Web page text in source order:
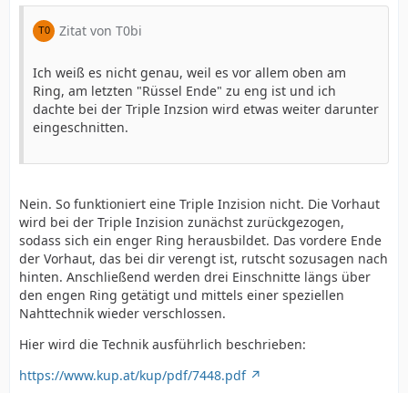
Zitat von T0bi
Ich weiß es nicht genau, weil es vor allem oben am
Ring, am letzten "Rüssel Ende" zu eng ist und ich
dachte bei der Triple Inzsion wird etwas weiter darunter
eingeschnitten.
Nein. So funktioniert eine Triple Inzision nicht. Die Vorhaut
wird bei der Triple Inzision zunächst zurückgezogen,
sodass sich ein enger Ring herausbildet. Das vordere Ende
der Vorhaut, das bei dir verengt ist, rutscht sozusagen nach
hinten. Anschließend werden drei Einschnitte längs über
den engen Ring getätigt und mittels einer speziellen
Nahttechnik wieder verschlossen.
Hier wird die Technik ausführlich beschrieben:
https://www.kup.at/kup/pdf/7448.pdf